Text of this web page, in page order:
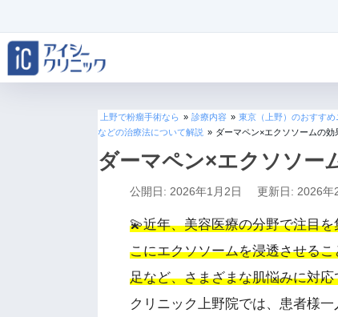
上野で粉瘤手術なら » 診療内容 » 東京（上野）のおすす
などの治療法について解説 » ダーマペン×エクソソームの
ダーマペン×エクソソー
公開日: 2026年1月2日 更新日: 2026年
💫近年、美容医療の分野で注目
こにエクソソームを浸透させる
足など、さまざまな肌悩みに対応
クリニック上野院では、患者様